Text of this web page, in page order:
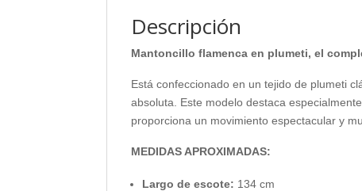
Descripción
Mantoncillo flamenca en plumeti, el
Está confeccionado en un tejido de plumeti
absoluta. Este modelo destaca
proporciona un movimiento espectacular y
MEDIDAS APROXIMADAS:
Largo de escote: 134 cm